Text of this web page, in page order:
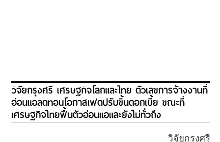
วิจัยกรุงศรี เศรษฐกิจโลกและไทย ตัวเลขการจ้างงานที่
อ่อนแอลดทอนโอกาสเฟดปรับขึ้นดอกเบี้ย ขณะที่
เศรษฐกิจไทยฟื้นตัวอ่อนแอและยังไม่ทั่วถึง
วิจัยกรุงศรี